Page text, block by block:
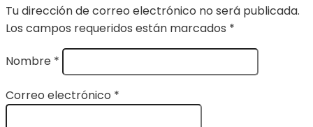
Tu dirección de correo electrónico no será publicada.
Los campos requeridos están marcados *
Nombre *
Correo electrónico *